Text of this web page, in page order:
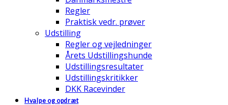
Regler
Praktisk vedr. prøver
Udstilling
Regler og vejledninger
Årets Udstillingshunde
Udstillingsresultater
Udstillingskritikker
DKK Racevinder
Hvalpe og opdræt